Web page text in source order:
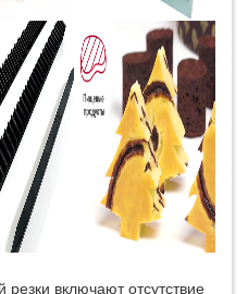
включают отсутствие